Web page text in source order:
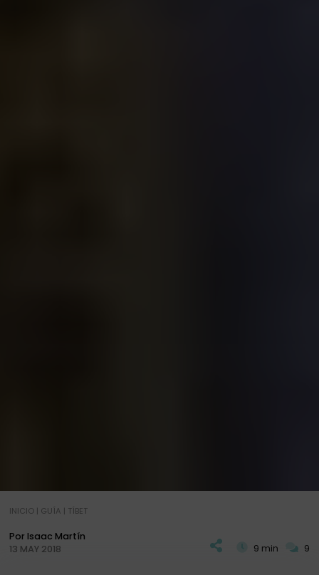
INICIO| GUÍA | TÍBET
Por Isaac Martín
13 MAY 2018
9 min 9